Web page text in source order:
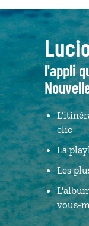
l'appli
clic
La
Les
vous-